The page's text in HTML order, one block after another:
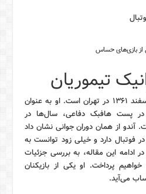
از بازی‌های حساس
تیموریان
آندرانیک تیموریان متولد ۱۵ اسفند ۱۳۶۱ در تهران است. او به عنوان
در پست هافبک دفاعی، سال‌ها در
آندو از همان دوران جوانی نشان داد
فوتبال دارد و خیلی زود توانست به
ادامه این مقاله، به بررسی جزئیات
پرداخت. او یکی از بازیکنان
می‌آید.